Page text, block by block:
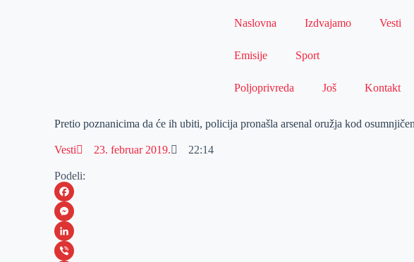
Naslovna Izdvajamo Vesti
Emisije Sport
Poljoprivreda Još Kontakt
Pretio poznanicima da će ih ubiti, policija pronašla arsenal oružja kod
Vesti 23. februar 2019. 22:14
Podeli:
F
a
c
M
eL